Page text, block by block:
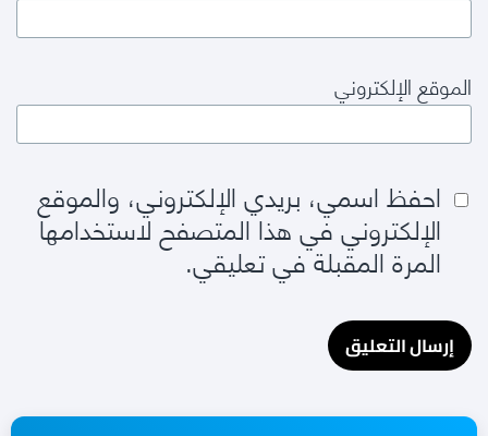
الموقع الإلكتروني
احفظ اسمي، بريدي الإلكتروني، والموقع
الإلكتروني في هذا المتصفح لاستخدامها
المرة المقبلة في تعليقي.